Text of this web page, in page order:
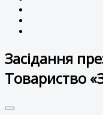
Засідання
Товариство